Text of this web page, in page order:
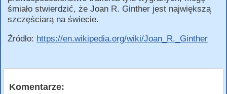
śmiało stwierdzić, że Joan R. Ginther jest największą
szczęściarą na świecie.
Źródło: https://en.wikipedia.org/wiki/Joan_R._Ginther
Komentarze: